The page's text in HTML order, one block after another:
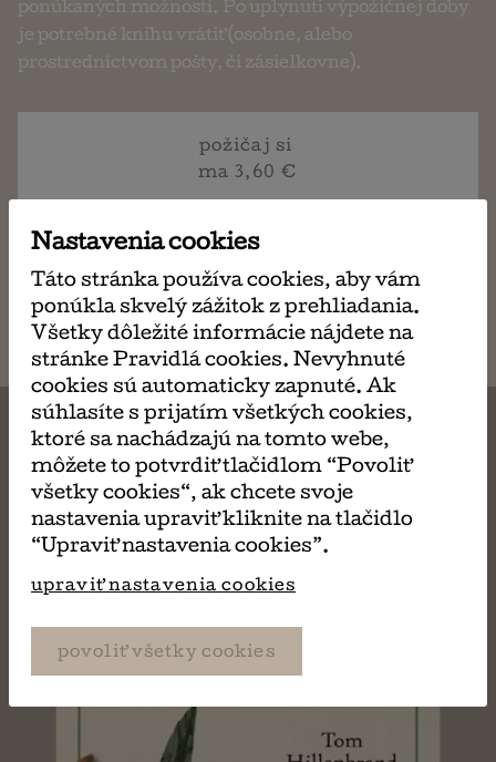
ponúkaných možností. Po uplynutí výpožičnej doby
je potrebné knihu vrátiť (osobne, alebo
prostredníctvom pošty, či zásielkovne).
požičaj si
ma 3,60 €
napísať
email
MÔŽE SA VÁM TIEŽ
PÁČIŤ
Nastavenia cookies
Táto stránka používa cookies, aby vám
ponúkla skvelý zážitok z prehliadania.
Všetky dôležité informácie nájdete na
stránke Pravidlá cookies. Nevyhnuté
cookies sú automaticky zapnuté. Ak
súhlasíte s prijatím všetkých cookies,
ktoré sa nachádzajú na tomto webe,
môžete to potvrdiť tlačidlom “Povoliť
všetky cookies“, ak chcete svoje
nastavenia upraviť kliknite na tlačidlo
“Upraviť nastavenia cookies”.
upraviť nastavenia cookies
povoliť všetky cookies